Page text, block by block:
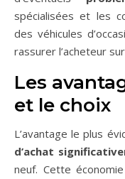
spécialisées et les
des véhicules
rassurer l’acheteur
Les
et le choix
L’avantage le plus
d’achat
neuf. Cette